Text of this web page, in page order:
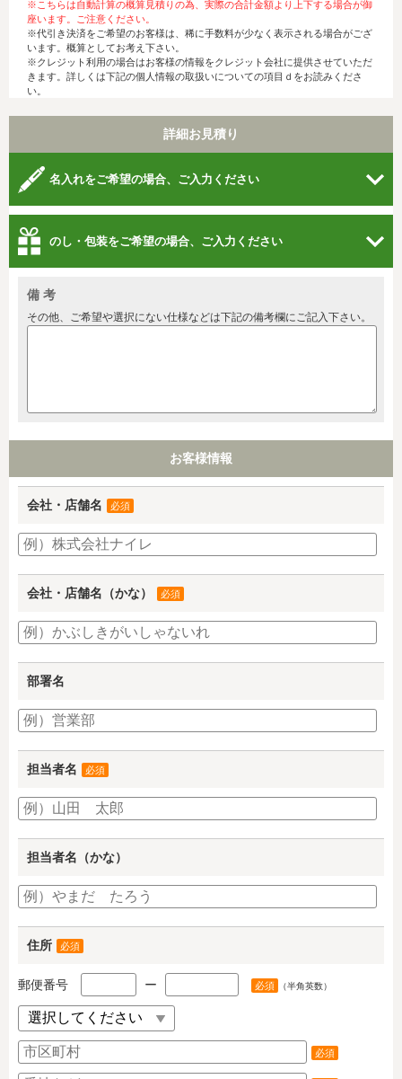
※こちらは自動計算の概算見積りの為、実際の合計金額より上下する場合が御
座います。ご注意ください。
※代引き決済をご希望のお客様は、稀に手数料が少なく表示される場合がござ
います。概算としてお考え下さい。
※クレジット利用の場合はお客様の情報をクレジット会社に提供させていただ
きます。詳しくは下記の個人情報の取扱いについての項目ｄをお読みくださ
い。
詳細お見積り
名入れをご希望の場合、ご入力ください
のし・包装をご希望の場合、ご入力ください
備 考
その他、ご希望や選択にない仕様などは下記の備考欄にご記入下さい。
お客様情報
会社・店舗名 必須
会社・店舗名（かな） 必須
部署名
担当者名 必須
担当者名（かな）
住所 必須
郵便番号 ー 必須 （半角英数）
必須